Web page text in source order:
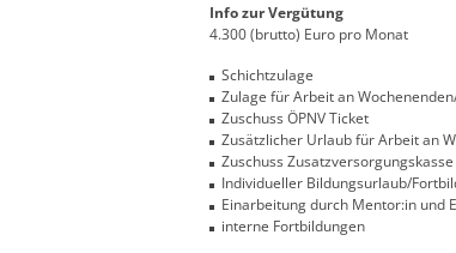
Info zur Vergütung
4.300 (brutto) Euro pro Monat
Schichtzulage
Zulage für Arbeit an
Zuschuss ÖPNV Ticket
Zusätzlicher Urlaub für Arbeit an
Zuschuss Zusatzversorgungskasse
Individueller Bildungsurlaub/
Einarbeitung durch Mentor:in und
interne Fortbildungen